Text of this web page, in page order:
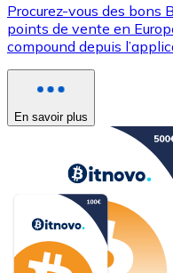
Procurez-vous des bons
points de vente en
compound depuis
En savoir plus